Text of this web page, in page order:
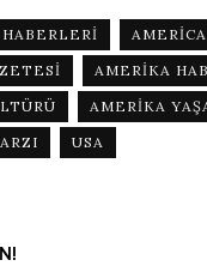
AMERIKA
AMERIKA
USA